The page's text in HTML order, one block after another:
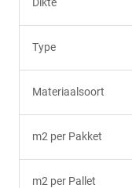
Type
Materiaalsoort
m2 per Pakket
m2 per Pallet